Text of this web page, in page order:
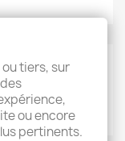
tiers, sur
ou encore
pertinents.